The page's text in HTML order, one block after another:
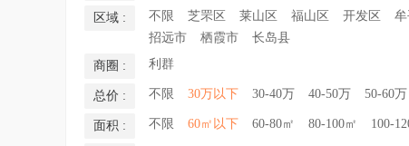
区域 : 不限 芝罘区 莱山区 福山区 开发区 牟
招远市
栖霞市 长岛县
商圈 : 利群
总价 : 不限 30万以下 30-40万 40-50万 50-60万
面积 : 不限 60㎡以下 60-80㎡ 80-100㎡ 100-